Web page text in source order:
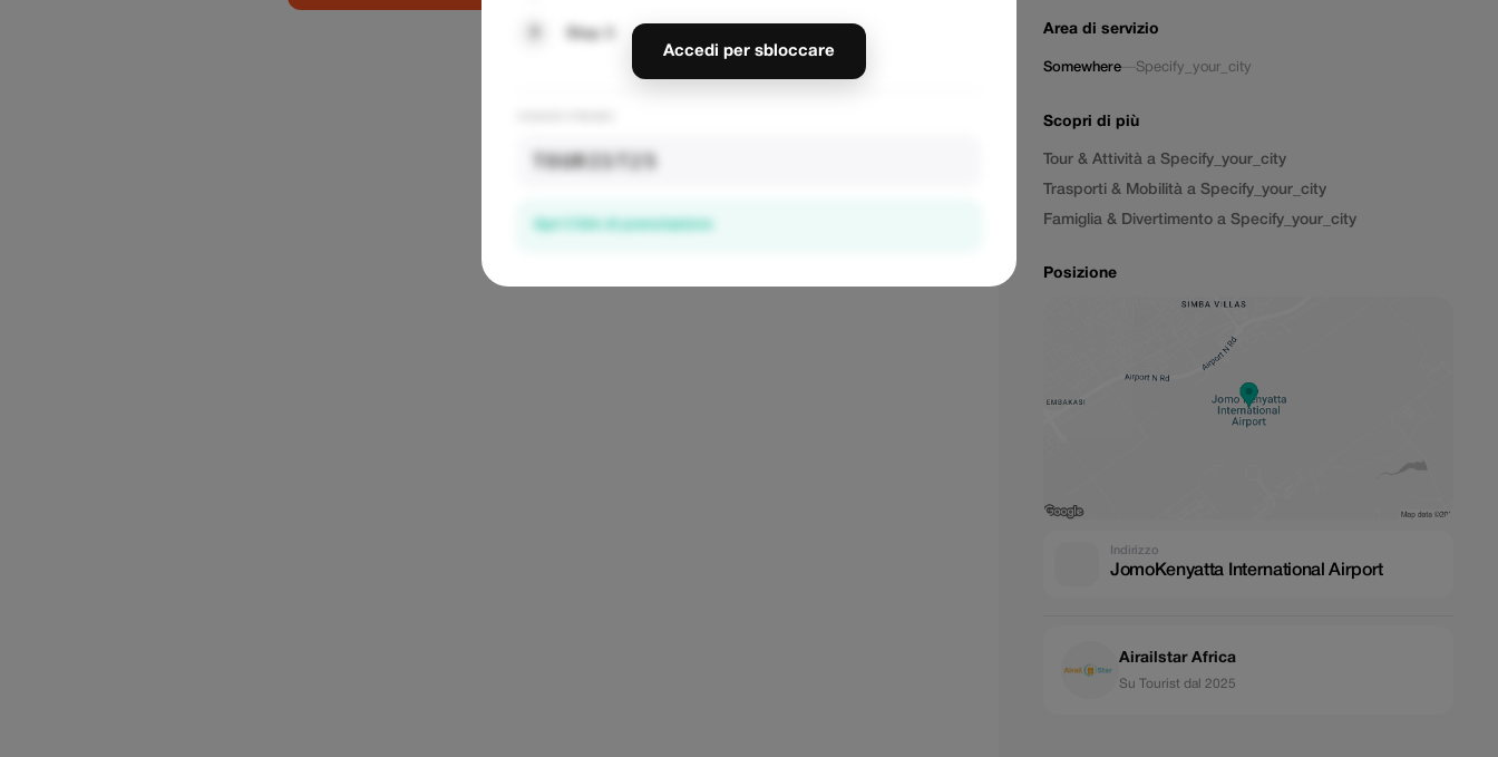
TOURIST25
Accedi per sbloccare
Area di servizio
Somewhere —Specify_your_city
Scopri di più
Tour & Attività a Specify_your_city
Trasporti & Mobilità a Specify_your_city
Famiglia & Divertimento a Specify_your_city
Posizione
Indirizzo
JomoKenyatta International Airport
Airailstar Africa
Su Tourist dal 2025